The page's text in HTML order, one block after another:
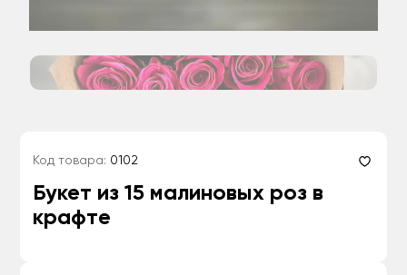
Код товара: 0102
Букет из 15 малиновых роз в
крафте